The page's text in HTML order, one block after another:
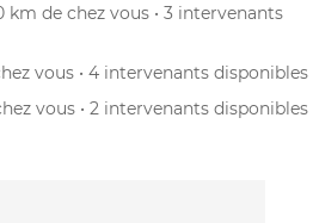
km de chez vous • 3 intervenants
vous • 4 intervenants disponibles
vous • 2 intervenants disponibles